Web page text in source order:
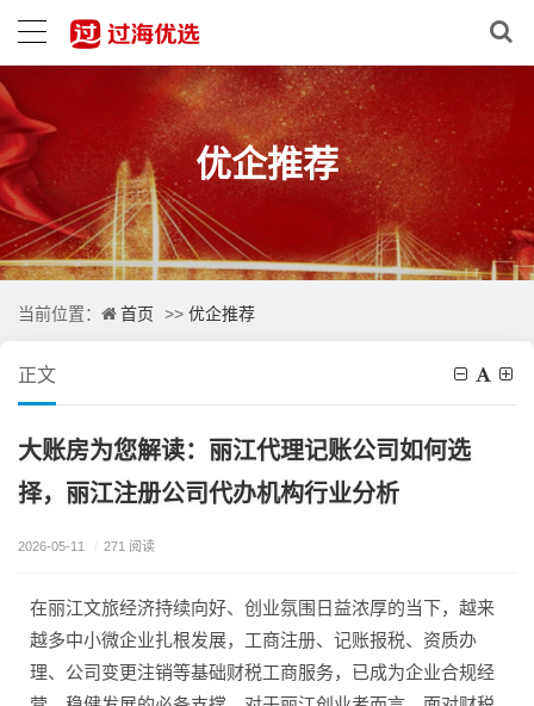
优企推荐
当前位置： 首页 >> 优企推荐
正文
大账房为您解读：丽江代理记账公司如何选
择，丽江注册公司代办机构行业分析
2026-05-11 / 271 阅读
在丽江文旅经济持续向好、创业氛围日益浓厚的当下，越来
越多中小微企业扎根发展，工商注册、记账报税、资质办
理、公司变更注销等基础财税工商服务，已成为企业合规经